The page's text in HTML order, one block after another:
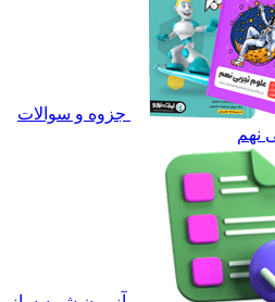
جزوه و سوالات
نهم